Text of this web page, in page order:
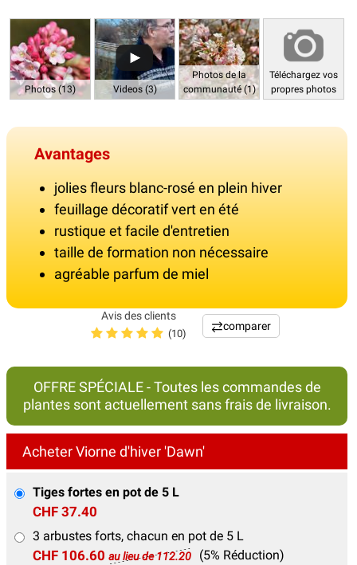
Photos (13) Videos (3)
Photos de la
communauté (1)
Téléchargez vos
propres photos
Avantages
jolies fleurs blanc-rosé en plein hiver
feuillage décoratif vert en été
rustique et facile d'entretien
taille de formation non nécessaire
agréable parfum de miel
Avis des clients
(10)
comparer
OFFRE SPÉCIALE - Toutes les commandes de
plantes sont actuellement sans frais de livraison.
Acheter Viorne d'hiver 'Dawn'
Tiges fortes en pot de 5 L
CHF 37.40
3 arbustes forts, chacun en pot de 5 L
CHF 106.60 au lieu de 112.20
(5% Réduction)